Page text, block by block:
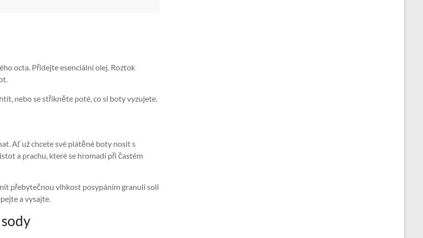
octa. Přidejte esenciální olej. Roztok
nebo se stříkněte poté, co si boty vyzujete.
Ať už chcete své plátěné boty nosit s
a prachu, které se hromadí při častém
přebytečnou vlhkost posypáním granulí soli
a vysajte.